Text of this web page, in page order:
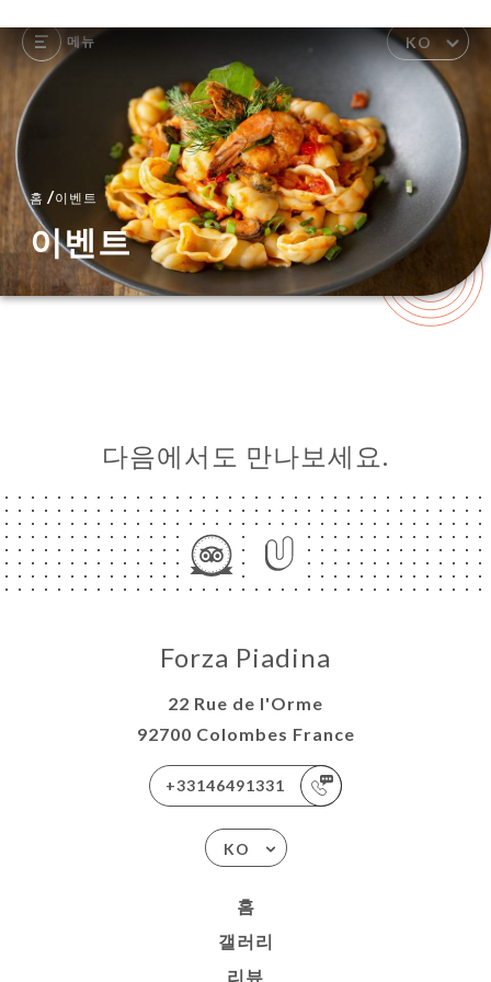
메뉴 KO
홈 /이벤트
이벤트
다음에서도 만나보세요.
Forza Piadina
22 Rue de l'Orme
92700 Colombes France
+33146491331
KO
홈
갤러리
리뷰